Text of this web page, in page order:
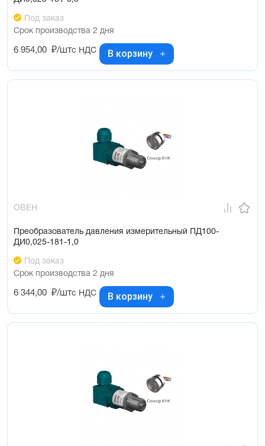
Под заказ
Срок производства 2 дня
6 954,00 ₽/штс НДС В корзину
ОВЕН
Преобразователь давления измерительный ПД100-
ДИ0,025-181-1,0
Под заказ
Срок производства 2 дня
6 344,00 ₽/штс НДС В корзину